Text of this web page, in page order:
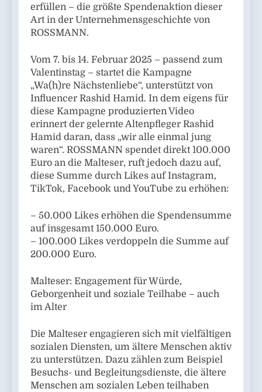
erfüllen – die größte Spendenaktion dieser
Art in der Unternehmensgeschichte von
ROSSMANN.
Vom 7. bis 14. Februar 2025 – passend zum
Valentinstag – startet die Kampagne
„Wa(h)re Nächstenliebe“, unterstützt von
Influencer Rashid Hamid. In dem eigens für
diese Kampagne produzierten Video
erinnert der gelernte Altenpfleger Rashid
Hamid daran, dass „wir alle einmal jung
waren“. ROSSMANN spendet direkt 100.000
Euro an die Malteser, ruft jedoch dazu auf,
diese Summe durch Likes auf Instagram,
TikTok, Facebook und YouTube zu erhöhen:
– 50.000 Likes erhöhen die Spendensumme
auf insgesamt 150.000 Euro.
– 100.000 Likes verdoppeln die Summe auf
200.000 Euro.
Malteser: Engagement für Würde,
Geborgenheit und soziale Teilhabe – auch
im Alter
Die Malteser engagieren sich mit vielfältigen
sozialen Diensten, um ältere Menschen aktiv
zu unterstützen. Dazu zählen zum Beispiel
Besuchs- und Begleitungsdienste, die ältere
Menschen am sozialen Leben teilhaben